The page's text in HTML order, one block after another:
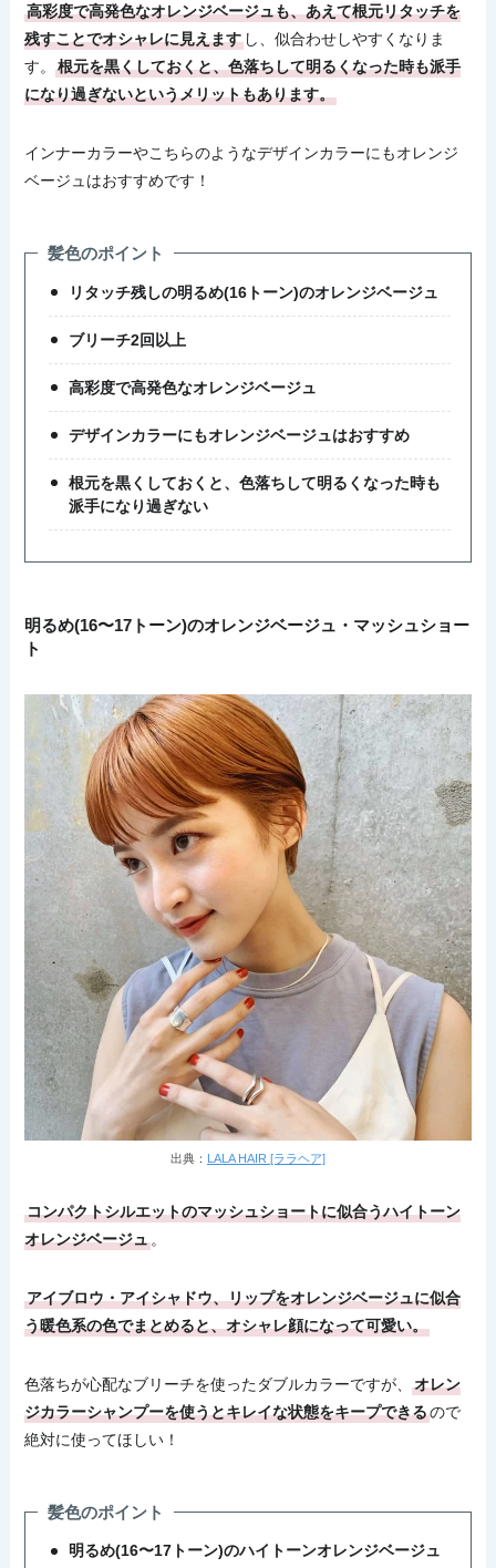
高彩度で高発色なオレンジベージュも、あえて根元リタッチを
残すことでオシャレに見えます し、似合わせしやすくなりま
す。根元を黒くしておくと、色落ちして明るくなった時も派手
になり過ぎないというメリットもあります。
インナーカラーやこちらのようなデザインカラーにもオレンジ
ベージュはおすすめです！
髪色のポイント
リタッチ残しの明るめ(16トーン)のオレンジベージュ
ブリーチ2回以上
高彩度で高発色なオレンジベージュ
デザインカラーにもオレンジベージュはおすすめ
根元を黒くしておくと、色落ちして明るくなった時も
派手になり過ぎない
明るめ(16〜17トーン)のオレンジベージュ・マッシュショー
ト
出典： LALA HAIR [ララヘア]
コンパクトシルエットのマッシュショートに似合うハイトーン
オレンジベージュ 。
アイブロウ・アイシャドウ、リップをオレンジベージュに似合
う暖色系の色でまとめると、オシャレ顔になって可愛い。
色落ちが心配なブリーチを使ったダブルカラーですが、オレン
ジカラーシャンプーを使うとキレイな状態をキープできるので
絶対に使ってほしい！
髪色のポイント
明るめ(16〜17トーン)のハイトーンオレンジベージュ